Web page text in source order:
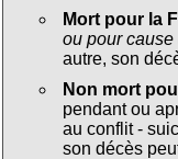
Mort pour la
ou pour
autre, son
Non mort
pendant ou
au conflit -
son décès